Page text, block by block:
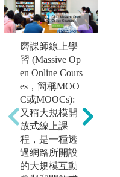
移地學習
圖解:移地交流
學習
版權:中國文化
大學舞蹈系
磨課師線上學
習 (Massive Op
en Online Cours
es，簡稱MOO
C或MOOCs):
又稱大規模開
放式線上課
程，是一種透
過網路所開設
的大規模互動